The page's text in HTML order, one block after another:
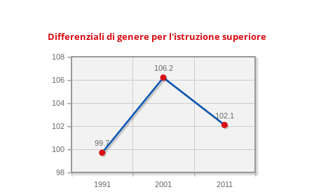
Differenziali di genere per l'istruzione superiore
1991 2001 2011
98
100
102
104
106
108
102.1
106.2
99.7